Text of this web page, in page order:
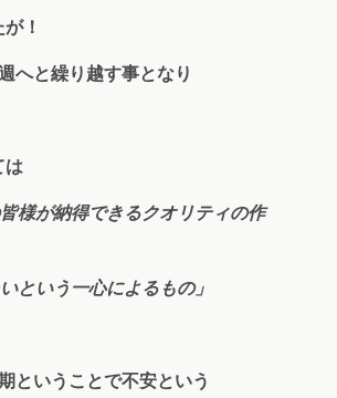
！
へと繰り越す事となり
は
皆様が納得できるクオリティの作
という一心によるもの」
ということで不安という